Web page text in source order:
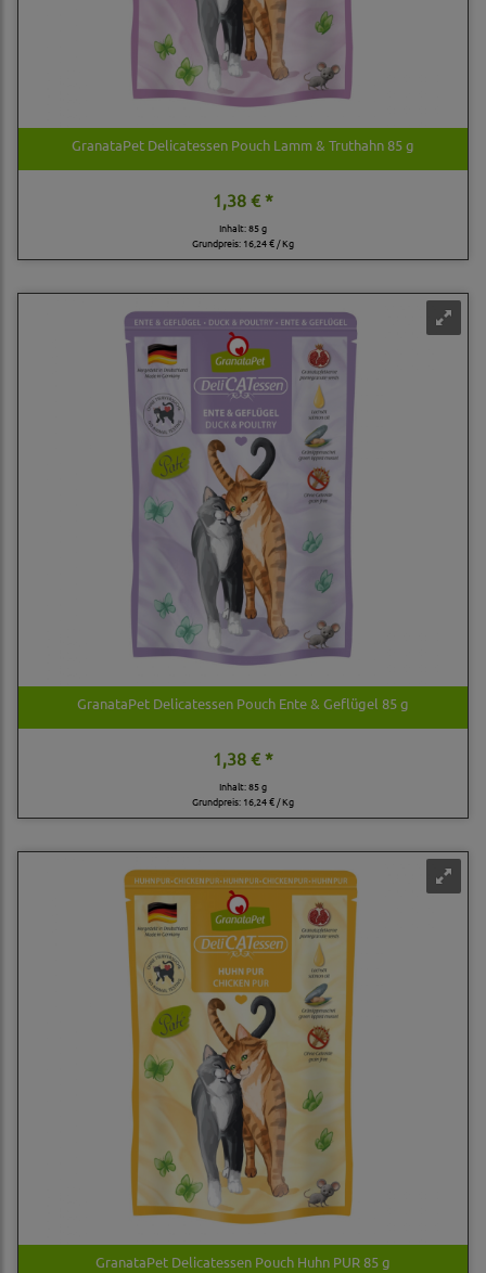
GranataPet Delicatessen Pouch Lamm & Truthahn 85 g
1,38 € *
Inhalt: 85 g
Grundpreis: 16,24 € / Kg
GranataPet Delicatessen Pouch Ente & Geflügel 85 g
1,38 € *
Inhalt: 85 g
Grundpreis: 16,24 € / Kg
GranataPet Delicatessen Pouch Huhn PUR 85 g